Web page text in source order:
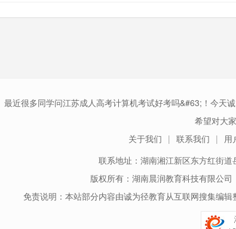
最近很多同学问江苏成人高考计算机考试好考吗&#63;！今天
希望对大
关于我们
联系我们 用
联系地址：湖南湘江新区东方红街
版权所有：湖南晨润教育科技有限公
免责说明：本站部分内容由诚为径教育从互联网搜集编